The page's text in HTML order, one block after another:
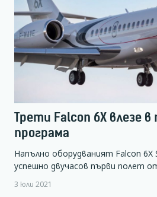
Трети Falcon 6X влезе
програма
Напълно оборудваният Falcon 6X
успешно двучасов първи полет
3 юли 2021